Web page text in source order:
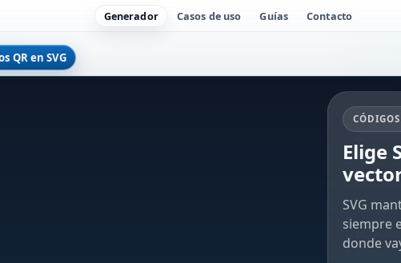
Generador Casos de uso Guías Contacto
QR en SVG
Elige
SVG
siempre
donde